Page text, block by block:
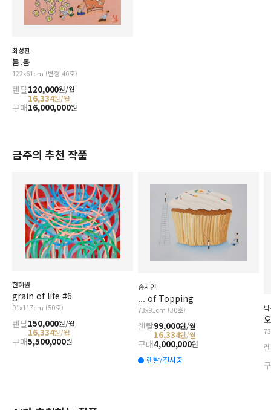
최성환
봄.봄
122x61cm (변형 40호)
렌탈120,000원/월
16,334원/월
구매16,000,000원
금주의 추천 작품
한혜원
grain of life #6
91x117cm (50호)
렌탈150,000원/월
16,334원/월
구매5,500,000원
송지연
... of Topping
73x91cm (30호)
렌탈99,000원/월
16,334원/월
구매4,000,000원
렌탈/전시중